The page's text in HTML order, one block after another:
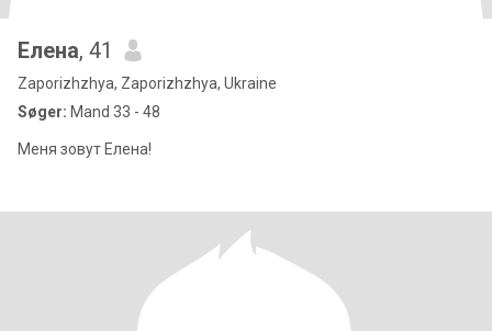
Елена, 41
Zaporizhzhya, Zaporizhzhya, Ukraine
Søger: Mand 33 - 48
Меня зовут Елена!